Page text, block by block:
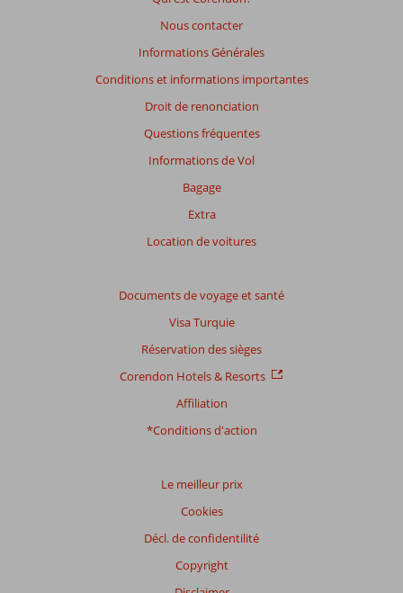
Nous contacter
Informations Générales
Conditions et informations importantes
Droit de renonciation
Questions fréquentes
Informations de Vol
Bagage
Extra
Location de voitures
Documents de voyage et santé
Visa Turquie
Réservation des sièges
Corendon Hotels & Resorts
Affiliation
*Conditions d'action
Le meilleur prix
Cookies
Décl. de confidentilité
Copyright